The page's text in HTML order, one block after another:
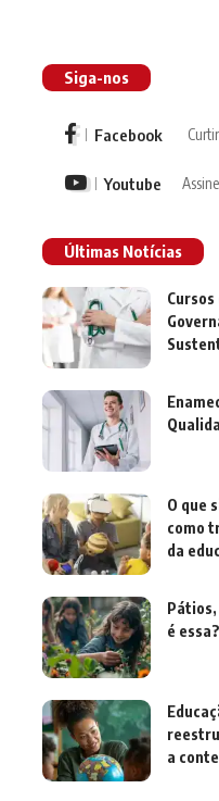
Siga-nos
Facebook Curtir
Youtube Assine
Últimas Notícias
O que
como
da
é essa?
a